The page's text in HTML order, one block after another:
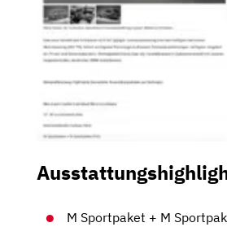
M Sportpaket + M